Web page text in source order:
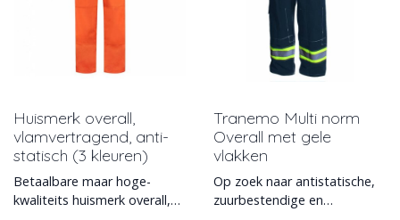
Huismerk overall,
vlamvertragend, anti-
statisch (3 kleuren)
Betaalbare maar hoge-
kwaliteits huismerk overall,
Tranemo Multi norm
Overall met gele
vlakken
Op zoek naar antistatische,
zuurbestendige en